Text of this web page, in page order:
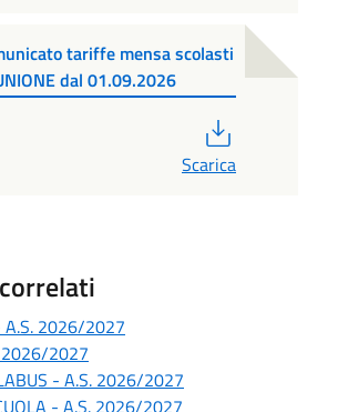
tariffe mensa scolasti
dal 01.09.2026
Scarica
2026/2027
2026/2027
- A.S. 2026/2027
- A.S. 2026/2027